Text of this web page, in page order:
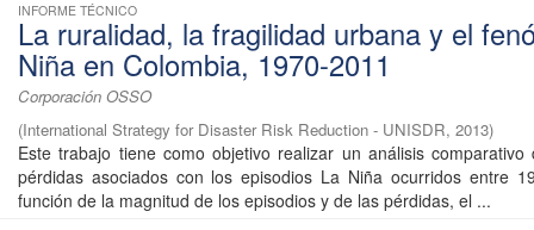
INFORME TÉCNICO
La ruralidad, la fragilidad urbana y el
Niña en Colombia, 1970-2011
Corporación OSSO
(International Strategy for Disaster Risk Reduction - UNISDR, 2013)
Este trabajo tiene como objetivo realizar un análisis
pérdidas asociados con los episodios La Niña ocurridos entre
función de la magnitud de los episodios y de las pérdidas, el ...